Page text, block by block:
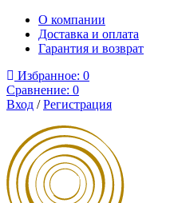
О компании
Доставка и оплата
Гарантия и возврат
Избранное: 0
Сравнение: 0
Вход /Регистрация